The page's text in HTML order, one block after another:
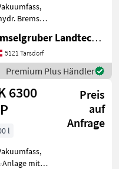
Bremsen,
Massivität
+ Beste Ma
Amselgruber Landtechnik GmbH
5121 Tarsdorf
Premium Plus Händler
6300
Preis
auf
Anfrage
l
Anlage mit